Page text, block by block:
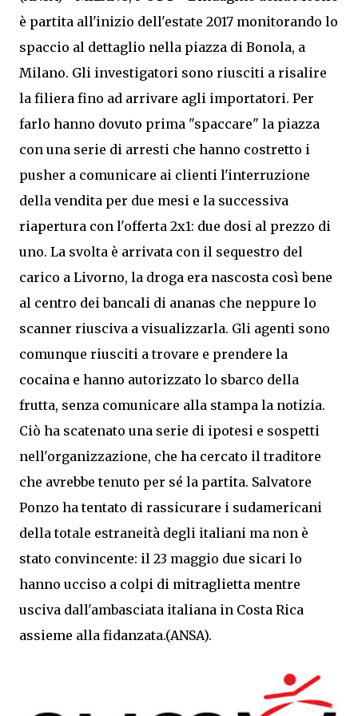
è partita all'inizio dell'estate 2017 monitorando lo
spaccio al dettaglio nella piazza di Bonola, a
Milano. Gli investigatori sono riusciti a risalire
la filiera fino ad arrivare agli importatori. Per
farlo hanno dovuto prima "spaccare" la piazza
con una serie di arresti che hanno costretto i
pusher a comunicare ai clienti l'interruzione
della vendita per due mesi e la successiva
riapertura con l'offerta 2x1: due dosi al prezzo di
uno. La svolta è arrivata con il sequestro del
carico a Livorno, la droga era nascosta così bene
al centro dei bancali di ananas che neppure lo
scanner riusciva a visualizzarla. Gli agenti sono
comunque riusciti a trovare e prendere la
cocaina e hanno autorizzato lo sbarco della
frutta, senza comunicare alla stampa la notizia.
Ciò ha scatenato una serie di ipotesi e sospetti
nell'organizzazione, che ha cercato il traditore
che avrebbe tenuto per sé la partita. Salvatore
Ponzo ha tentato di rassicurare i sudamericani
della totale estraneità degli italiani ma non è
stato convincente: il 23 maggio due sicari lo
hanno ucciso a colpi di mitraglietta mentre
usciva dall'ambasciata italiana in Costa Rica
assieme alla fidanzata.(ANSA).